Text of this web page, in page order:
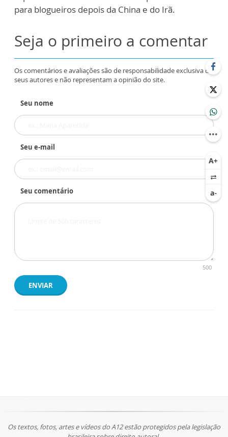
para blogueiros depois da China e do Irã.
Seja o primeiro a comentar
Os comentários e avaliações são de responsabilidade exclusiva de
seus autores e não representam a opinião do site.
Seu nome
Seu e-mail
Seu comentário
500
ENVIAR
Os textos, fotos, artes e vídeos do A12 estão protegidos pela legislação